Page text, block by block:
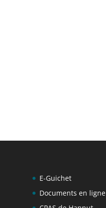
E-Guichet
Documents en ligne